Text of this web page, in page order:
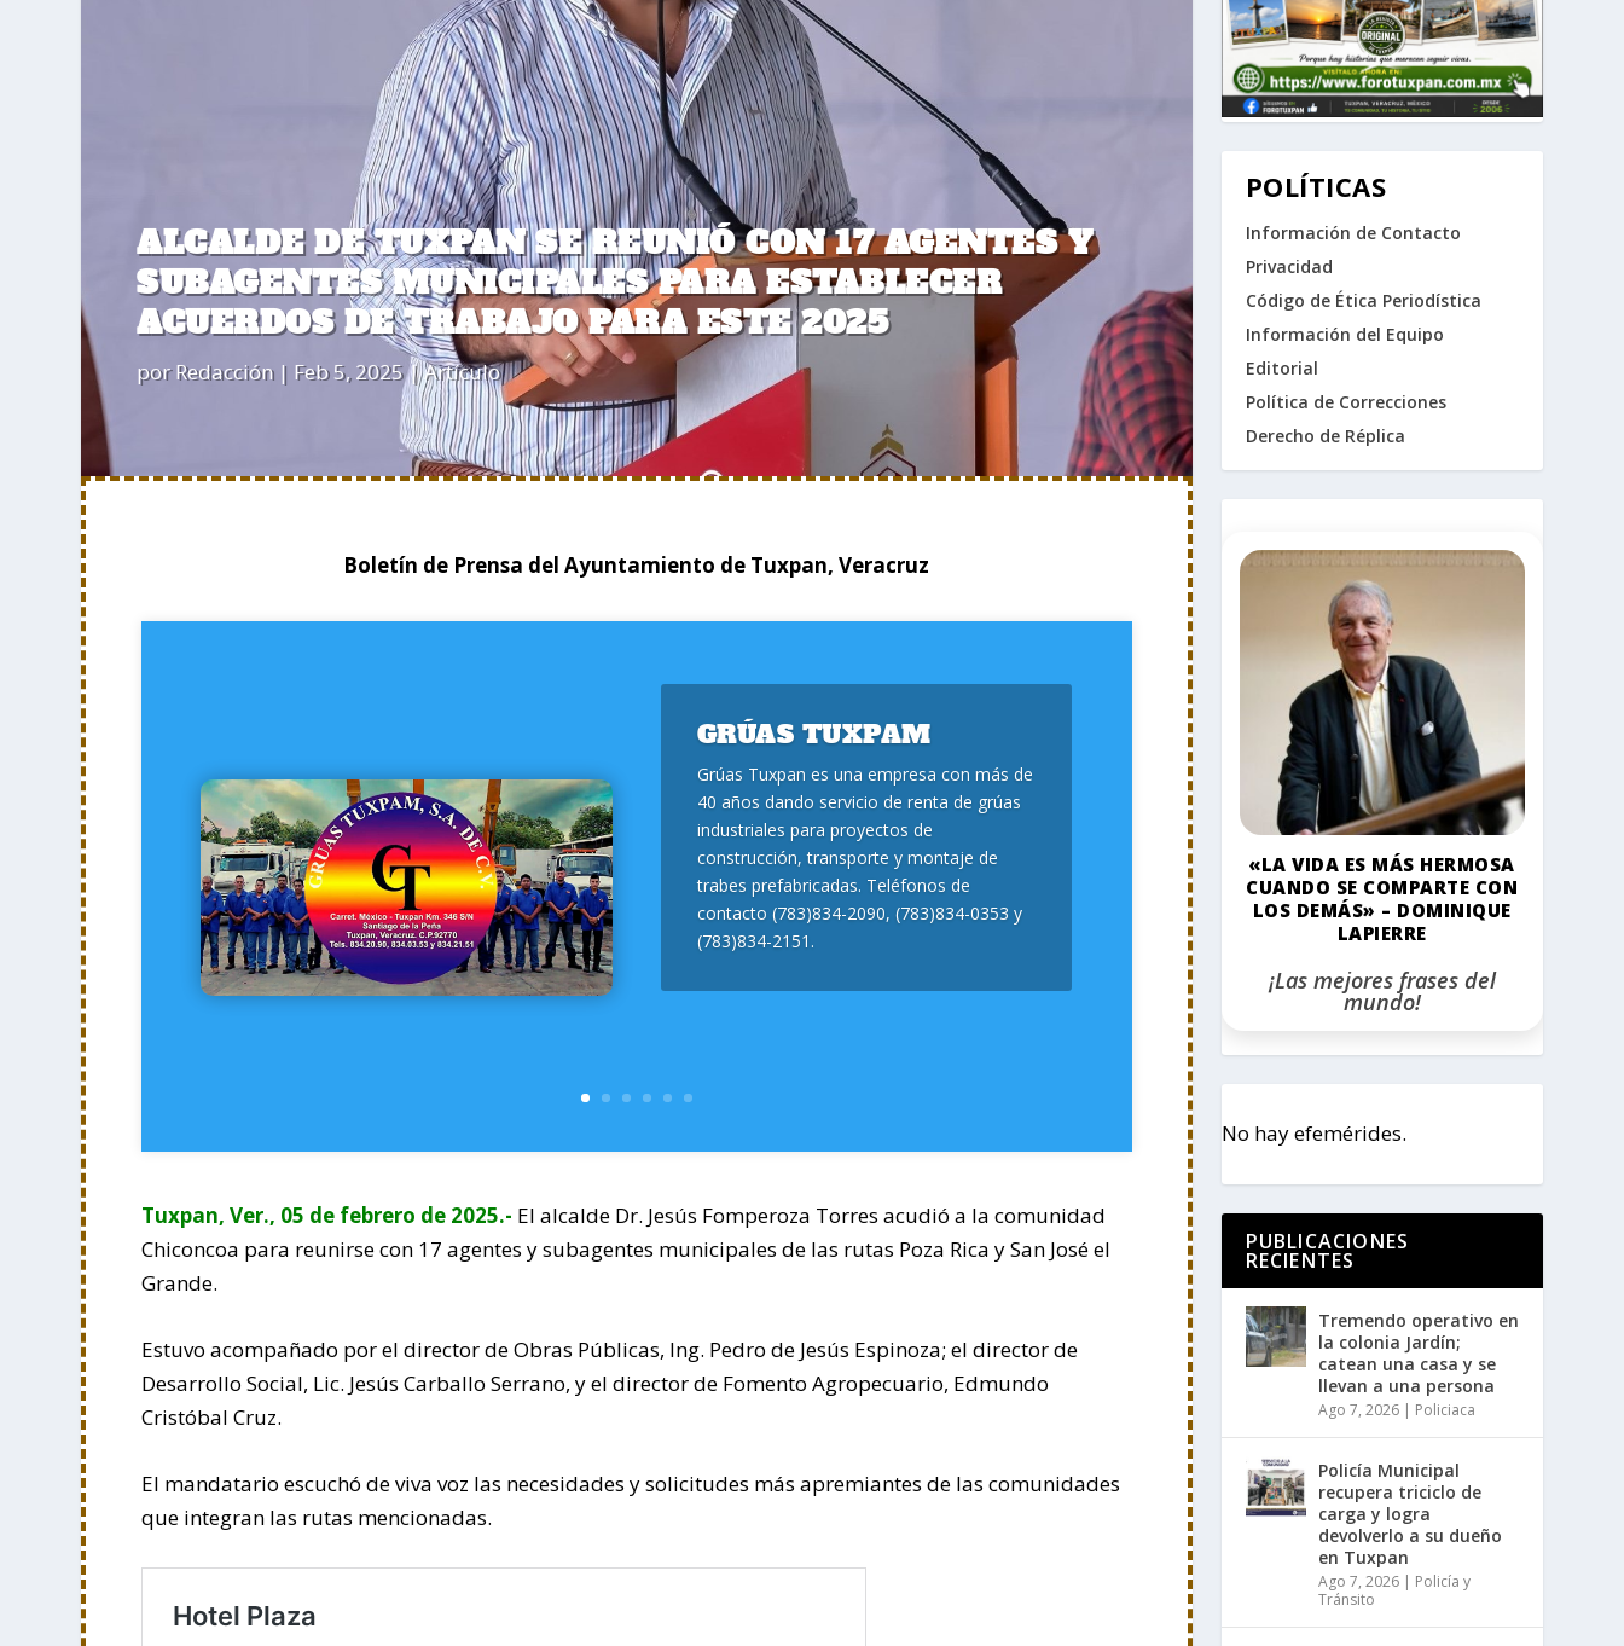
ALCALDE DE TUXPAN SE REUNIÓ CON 17 AGENTES Y
SUBAGENTES MUNICIPALES PARA ESTABLECER
ACUERDOS DE TRABAJO PARA ESTE 2025
porRedacción| Feb 5, 2025|Artículo
Boletín de Prensa del Ayuntamiento de Tuxpan, Veracruz
GRÚAS TUXPAM
Grúas Tuxpan es una empresa con más de
40 años dando servicio de renta de grúas
industriales para proyectos de
construcción, transporte y montaje de
trabes prefabricadas. Teléfonos de
contacto (783)834-2090, (783)834-0353 y
(783)834-2151.
Tuxpan, Ver., 05 de febrero de 2025.- El alcalde Dr. Jesús Fomperoza Torres acudió a la comunidad
Chiconcoa para reunirse con 17 agentes y subagentes municipales de las rutas Poza Rica y San José el
Grande.
Estuvo acompañado por el director de Obras Públicas, Ing. Pedro de Jesús Espinoza; el director de
Desarrollo Social, Lic. Jesús Carballo Serrano, y el director de Fomento Agropecuario, Edmundo
Cristóbal Cruz.
El mandatario escuchó de viva voz las necesidades y solicitudes más apremiantes de las comunidades
que integran las rutas mencionadas.
POLÍTICAS
Información de Contacto
Privacidad
Código de Ética Periodística
Información del Equipo
Editorial
Política de Correcciones
Derecho de Réplica
«LA VIDA ES MÁS HERMOSA
CUANDO SE COMPARTE CON
LOS DEMÁS» – DOMINIQUE
LAPIERRE
¡Las mejores frases del
mundo!
No hay efemérides.
PUBLICACIONES
RECIENTES
Tremendo operativo en
la colonia Jardín;
catean una casa y se
llevan a una persona
Ago 7, 2026| Policiaca
Policía Municipal
recupera triciclo de
carga y logra
devolverlo a su dueño
en Tuxpan
Ago 7, 2026| Policía y
Tránsito